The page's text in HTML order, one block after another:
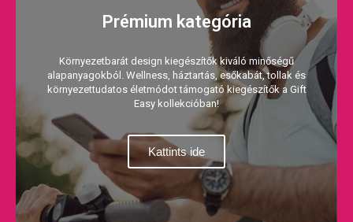
Prémium kategória
Környezetbarát design kiegészítők kiváló minőségű
alapanyagokból. Wellness, háztartás, esőkabát, tollak és
környezettudatos életmódot támogató kiegészítők a Gift
Easy kollekcióban!
Kattints ide